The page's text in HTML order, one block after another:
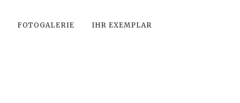
FOTOGALERIE IHR EXEMPLAR